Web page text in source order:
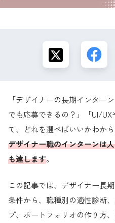
「デザイナーの長期インター
でも応募できるの？」「UI/
て、どれを選べばいいかわか
デザイナー職のインターンは
も達します。
この記事では、デザイナー長
条件から、職種別の適性診断
プ、ポートフォリオの作り方